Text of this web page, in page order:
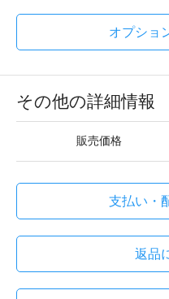
オプショ
その他の詳細情報
販売価格
支払い・
返品